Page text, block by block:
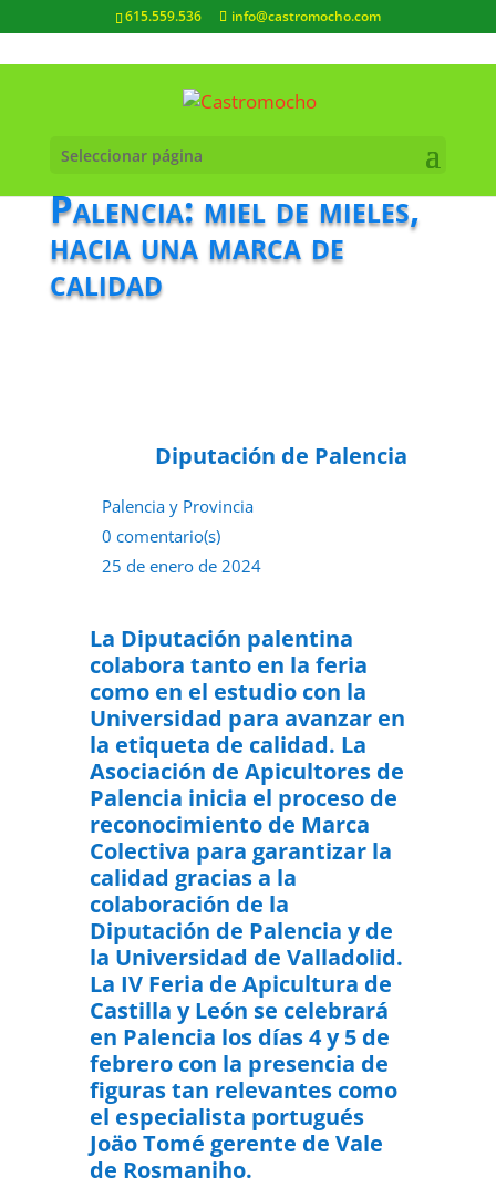
615.559.536 info@castromocho.com
Seleccionar página
Palencia: miel de mieles,
hacia una marca de
calidad
Diputación de Palencia
Palencia y Provincia
0 comentario(s)
25 de enero de 2024
La Diputación palentina
colabora tanto en la feria
como en el estudio con la
Universidad para avanzar en
la etiqueta de calidad. La
Asociación de Apicultores de
Palencia inicia el proceso de
reconocimiento de Marca
Colectiva para garantizar la
calidad gracias a la
colaboración de la
Diputación de Palencia y de
la Universidad de Valladolid.
La IV Feria de Apicultura de
Castilla y León se celebrará
en Palencia los días 4 y 5 de
febrero con la presencia de
figuras tan relevantes como
el especialista portugués
Joäo Tomé gerente de Vale
de Rosmaniho.